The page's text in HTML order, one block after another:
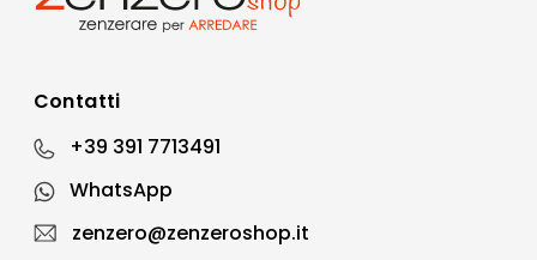
Contatti
+39 391 7713491
WhatsApp
zenzero@zenzeroshop.it